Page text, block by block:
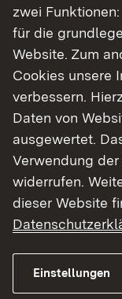
Studienplatz.
Schritt-
Finde dein
zwei
für die
Website. Zum
Cookies unsere
verbessern.
Daten von
ausgewertet.
Verwendung
widerrufen.
dieser Website
Einstellungen